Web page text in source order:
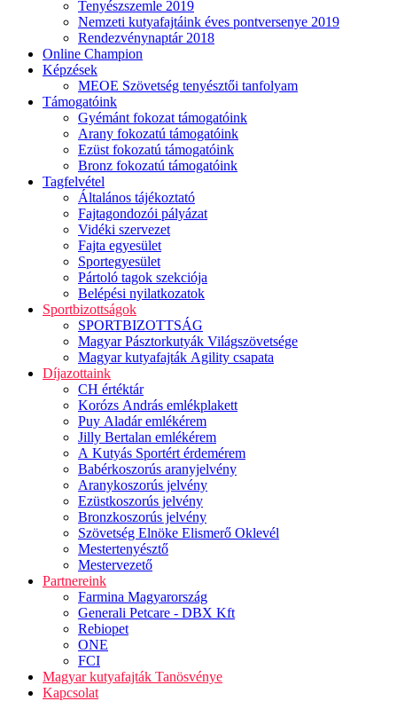
Tenyészszemle 2019
Nemzeti kutyafajtáink éves pontversenye 2019
Rendezvénynaptár 2018
Online Champion
Képzések
MEOE Szövetség tenyésztői tanfolyam
Támogatóink
Gyémánt fokozat támogatóink
Arany fokozatú támogatóink
Ezüst fokozatú támogatóink
Bronz fokozatú támogatóink
Tagfelvétel
Általános tájékoztató
Fajtagondozói pályázat
Vidéki szervezet
Fajta egyesület
Sportegyesület
Pártoló tagok szekciója
Belépési nyilatkozatok
Sportbizottságok
SPORTBIZOTTSÁG
Magyar Pásztorkutyák Világszövetsége
Magyar kutyafajták Agility csapata
Díjazottaink
CH értéktár
Korózs András emlékplakett
Puy Aladár emlékérem
Jilly Bertalan emlékérem
A Kutyás Sportért érdemérem
Babérkoszorús aranyjelvény
Aranykoszorús jelvény
Ezüstkoszorús jelvény
Bronzkoszorús jelvény
Szövetség Elnöke Elismerő Oklevél
Mestertenyésztő
Mestervezető
Partnereink
Farmina Magyarország
Generali Petcare - DBX Kft
Rebiopet
ONE
FCI
Magyar kutyafajták Tanösvénye
Kapcsolat